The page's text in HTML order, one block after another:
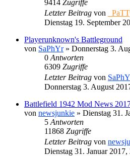
9414 Zugriffe
Letzter Beitrag von
Dienstag 19. September
Playerunknown's Battleground
von SaPhYr» Donnerstag 3.
0 Antworten
6309 Zugriffe
Letzter Beitrag von
Donnerstag 3. August
Battlefield 1942 Mod News
von newsjunkie » Dienstag 31.
5 Antworten
11868 Zugriffe
Letzter Beitrag von
Dienstag 31. Januar 2017,